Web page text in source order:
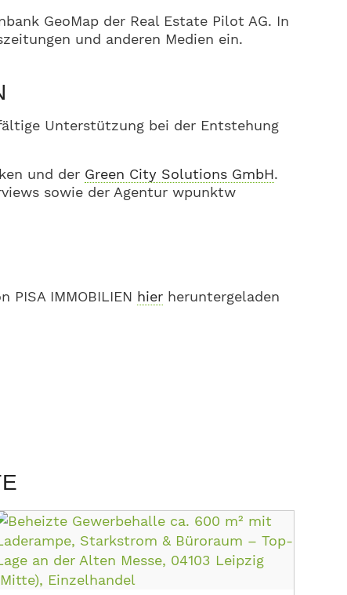
GeoMap der Real Estate Pilot AG. In
und anderen Medien ein.
Unterstützung bei der Entstehung
und der Green City Solutions GmbH.
sowie der Agentur wpunktw
IMMOBILIEN hier heruntergeladen